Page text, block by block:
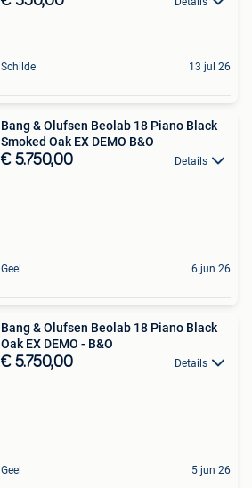
Schilde 13 jul 26
Bang & Olufsen Beolab 18 Piano Black
Smoked Oak EX DEMO B&O
€ 5.750,00 Details
Geel 6 jun 26
Bang & Olufsen Beolab 18 Piano Black
Oak EX DEMO - B&O
€ 5.750,00 Details
Geel 5 jun 26